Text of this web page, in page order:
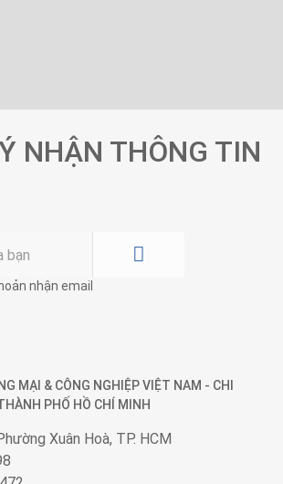
NHẬN THÔNG TIN
nhận email
MẠI & CÔNG NGHIỆPVIỆT NAM - CHI
PHỐ HỒ CHÍ MINH
Xuân Hoà, TP. HCM